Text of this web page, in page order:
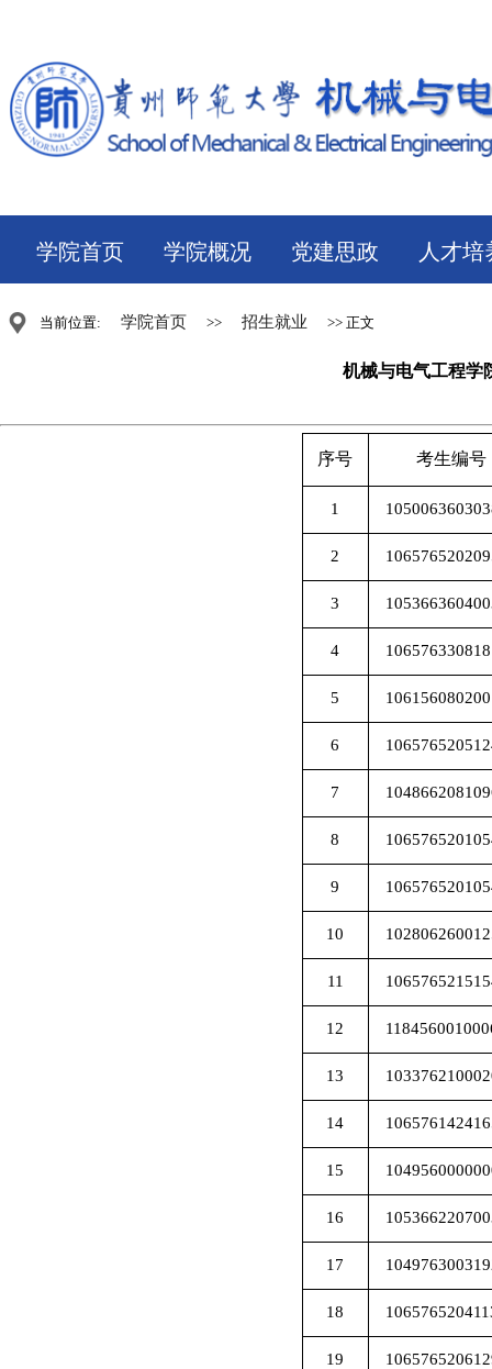
学院首页 学院概况 党建思政 人才培
当前位置: 学院首页 >> 招生就业 >> 正文
机械与电气工程学
序号 考生编号
1
2
3
4
5
6
7
8
9
10
11
12
13
14
15
16
17
18
19